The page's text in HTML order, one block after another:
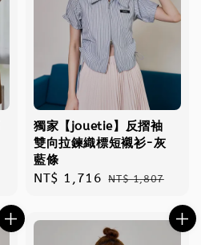
獨家【jouetie】反摺袖
雙向拉鍊織標短襯衫-灰
藍條
Sale
NT$ 1,716 Regular
NT$ 1,807